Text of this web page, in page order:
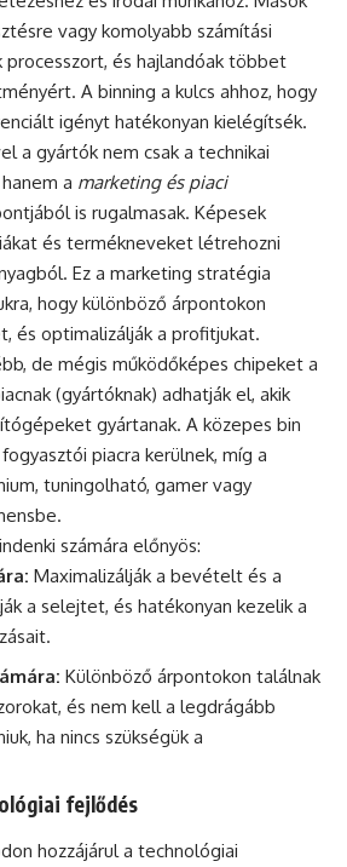
vagy komolyabb számítási
és hajlandóak többet
A binning a kulcs ahhoz, hogy
igényt hatékonyan kielégítsék.
a gyártók nem csak a technikai
a marketing és piaci
is rugalmasak. Képesek
és termékneveket létrehozni
Ez a marketing stratégia
hogy különböző árpontokon
és optimalizálják a profitjukat.
de mégis működőképes chipeket a
(gyártóknak) adhatják el, akik
gyártanak. A közepes bin
piacra kerülnek, míg a
tuningolható, gamer vagy
számára előnyös:
Maximalizálják a bevételt és a
a selejtet, és hatékonyan kezelik a
Különböző árpontokon találnak
és nem kell a legdrágább
ha nincs szükségük a
fejlődés
hozzájárul a technológiai